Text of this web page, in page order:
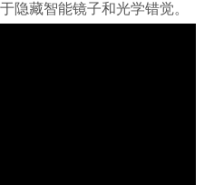
隐藏智能镜子和光学错觉。